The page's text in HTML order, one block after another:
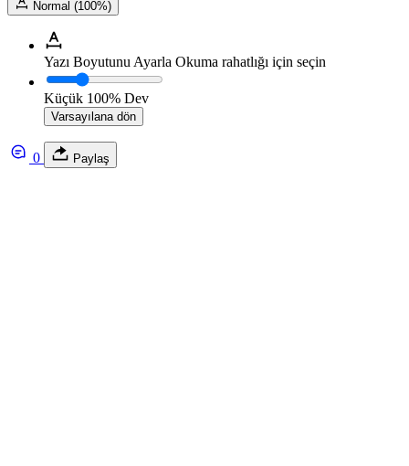
Normal (100%)
Yazı Boyutunu Ayarla Okuma rahatlığı için seçin
Küçük 100% Dev
Varsayılana dön
0 Paylaş